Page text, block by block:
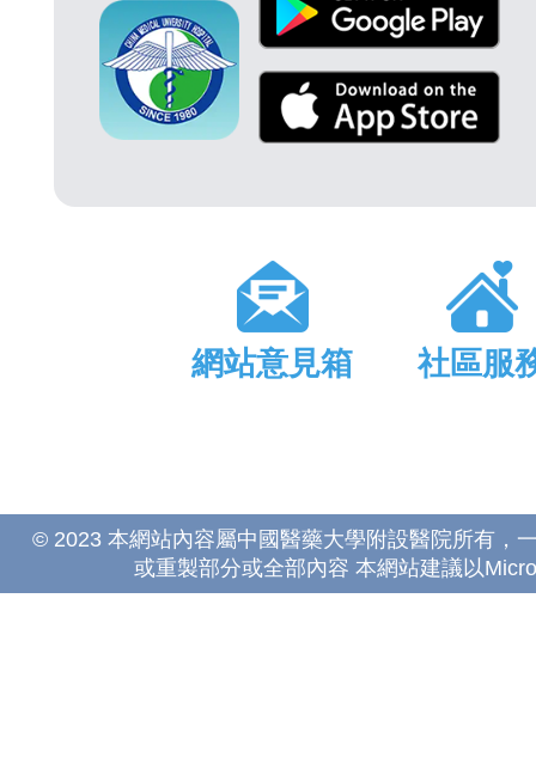
網站意見箱 社區服
© 2023 本網站內容屬中國醫藥大學附設醫院所有，
或重製部分或全部內容 本網站建議以